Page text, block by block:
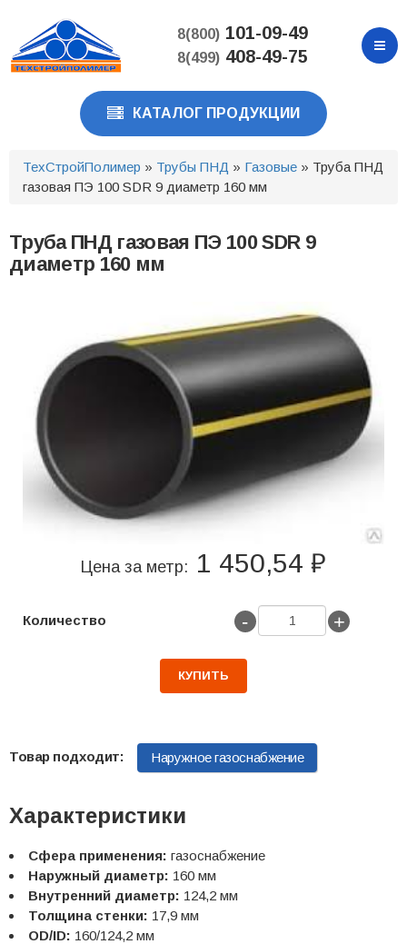
основному
содержанию
8(800)101-09-49
8(499)408-49-75
КАТАЛОГ ПРОДУКЦИИ
ТехСтройПолимер » Трубы ПНД » Газовые » Труба ПНД
газовая ПЭ 100 SDR 9 диаметр 160 мм
Труба ПНД газовая ПЭ 100 SDR 9
диаметр 160 мм
Цена за метр: 1 450,54 ₽
Количество - +
КУПИТЬ
Наружное газоснабжение
Характеристики
Сфера применения: газоснабжение
Наружный диаметр: 160 мм
Внутренний диаметр: 124,2 мм
Толщина стенки: 17,9 мм
OD/ID: 160/124,2 мм